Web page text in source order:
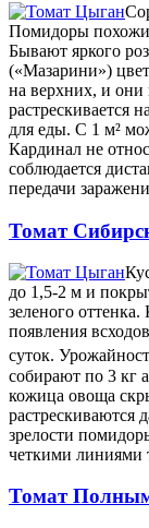
Помидоры похожи
Бывают яркого
(«Мазарини»)
на верхних, и они
растрескивается
для еды. С 1 м²
Кардинал не
соблюдается
передачи
Томат
до 1,5-2 м и
зеленого
появления
суток.
собирают по 3 кг
кожица овоща
растрескиваются
зрелости
четкими линиями
Томат